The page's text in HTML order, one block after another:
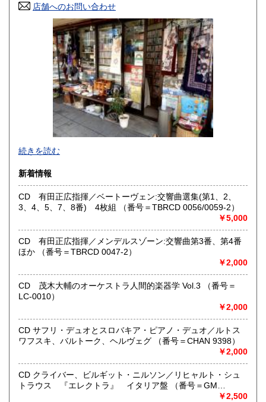
高知県 600円
600円 長崎県
600円 大分県
600円 鹿児島県
600円
店舗へのお問い合わせ
●当店では国内送料は無料です。（特記されたものを除きま
す）。
ール、定形外郵便、
ネコポス、ヤマト宅急便などでお届けしています。
但し、お客様が配送方法をご指定になる場合又は、
後払いをご希望の場合は送料の実費をお支払い頂きます。
代引きをご希望の場合は代引き手数料及び送料の実費をお
支払い下さい。
●公費ご購入を承ります。 送料は実費をご負担下さい。 お
支払いは後払いが可能です。
※当店は【インボイス制度】の適格請求書発行事業者では
ございません。
●当店では迅速な発送を心掛けています。
ご送金、ご決済の確認が出来ましたら通常24時間以内にお
●商品の発送に際しては水濡れ対策等、丁寧な梱包を心掛けて
います。
●一部の商品は店頭販売の為、品切れになる場合が有りま
●当店は古書以外にも様々な商品を取り扱っています。下記
『Webサイト』をぜひご覧下さい。
続きを読む
新着情報
CD 有田正広指揮／ベートーヴェン:交響曲選集(第1、2、
3、4、5、7、8番) 4枚組 （番号＝TBRCD 0056/0059-2）
￥5,000
CD 有田正広指揮／メンデルスゾーン:交響曲第3番、第4番
ほか （番号＝TBRCD 0047-2）
￥2,000
CD 茂木大輔のオーケストラ人間的楽器学 Vol.3 （番号＝
LC-0010）
￥2,000
CD サフリ・デュオとスロバキア・ピアノ・デュオ／ルトス
ワフスキ、バルトーク、ヘルヴェグ （番号＝CHAN 9398）
￥2,000
CD クライバー、ビルギット・ニルソン／リヒャルト・シュ
トラウス 『エレクトラ』 イタリア盤 （番号＝GM
￥2,500